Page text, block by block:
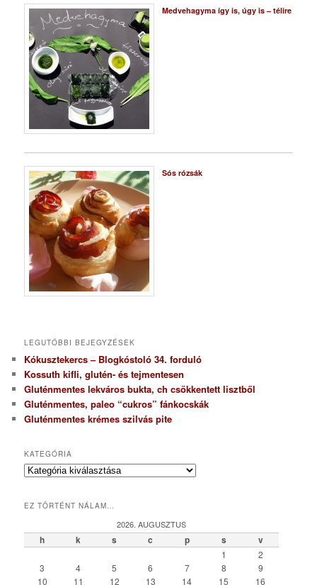
Medvehagyma így is, úgy is – télire
Sós rózsák
LEGUTÓBBI BEJEGYZÉSEK
Kókusztekercs – Blogkóstoló 34. forduló
Kossuth kifli, glutén- és tejmentesen
Gluténmentes lekváros bukta, ch csökkentett lisztből
Gluténmentes, paleo “cukros” fánkocskák
Gluténmentes krémes szilvás pite
KATEGÓRIA
K
e
ó
r
EZ TÖRTÉNT NÁLAM…
2026. AUGUSZTUS
h k s c p s v
1
2
3
4 5 6 7 8
9
10
11 12 13 14 15
16